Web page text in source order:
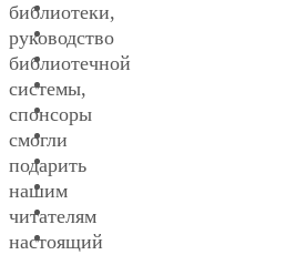
библиотеки,
руководство
библиотечной
системы,
спонсоры
смогли
подарить
нашим
читателям
настоящий